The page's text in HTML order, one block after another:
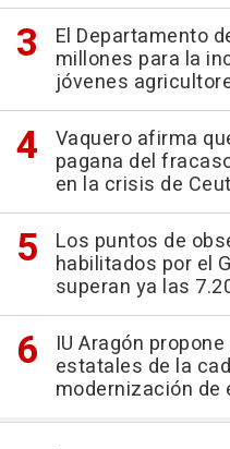
El Departamento
millones para la
jóvenes
Vaquero afirma
pagana del
en la crisis de
Los puntos de
habilitados por el
superan ya las
IU Aragón
estatales de la
modernización